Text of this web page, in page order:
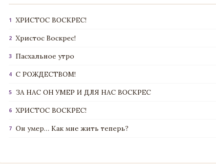
1 ХРИСТОС ВОСКРЕС!
2 Христос Воскрес!
3 Пасхальное утро
4 С РОЖДЕСТВОМ!
5 ЗА НАС ОН УМЕР И ДЛЯ НАС ВОСКРЕС
6 ХРИСТОС ВОСКРЕС!
7 Он умер… Как мне жить теперь?